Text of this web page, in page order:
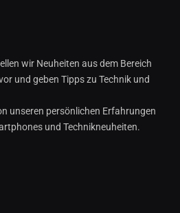
wir Neuheiten aus dem Bereich
und geben Tipps zu Technik und
unseren persönlichen Erfahrungen
und Technikneuheiten.